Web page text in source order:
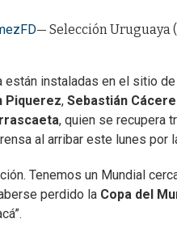
— Selección Uruguaya
instaladas en el sitio de
Piquerez, Sebastián
, quien se recupera
al arribar este lunes por
Tenemos un Mundial
perdido la Copa del